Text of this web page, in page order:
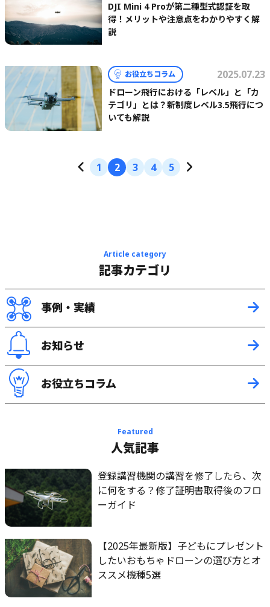
DJI Mini 4 Proが第二種型式認証を取
得！メリットや注意点をわかりやすく解
説
お役立ちコラム 2025.07.23
ドローン飛行における「レベル」と「カ
テゴリ」とは？新制度レベル3.5飛行につ
いても解説
1 2 3 4 5
Article category
記事カテゴリ
事例・実績
お知らせ
お役立ちコラム
Featured
人気記事
登録講習機関の講習を修了したら、次
に何をする？修了証明書取得後のフロ
ーガイド
【2025年最新版】子どもにプレゼント
したいおもちゃドローンの選び方とオ
ススメ機種5選